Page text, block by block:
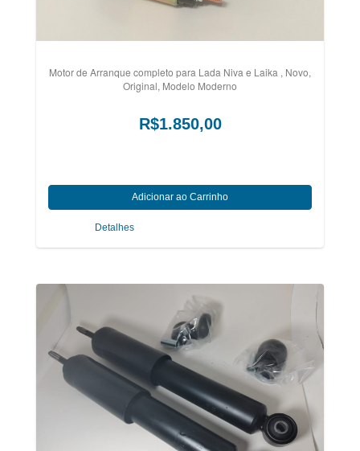
Motor de Arranque completo para Lada Niva e Laika , Novo,
Original, Modelo Moderno
R$1.850,00
Detalhes